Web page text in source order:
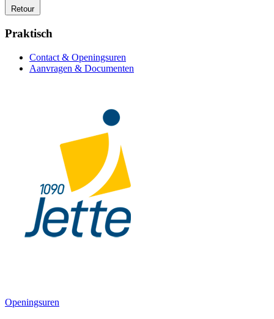
Retour
Praktisch
Contact & Openingsuren
Aanvragen & Documenten
Openingsuren